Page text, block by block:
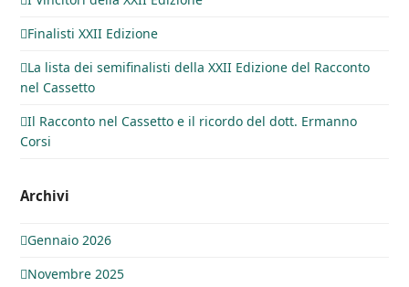
Finalisti XXII Edizione
La lista dei semifinalisti della XXII Edizione del Racconto
nel Cassetto
Il Racconto nel Cassetto e il ricordo del dott. Ermanno
Corsi
Archivi
Gennaio 2026
Novembre 2025